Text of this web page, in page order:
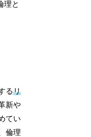
るリ
新や
てい
倫理